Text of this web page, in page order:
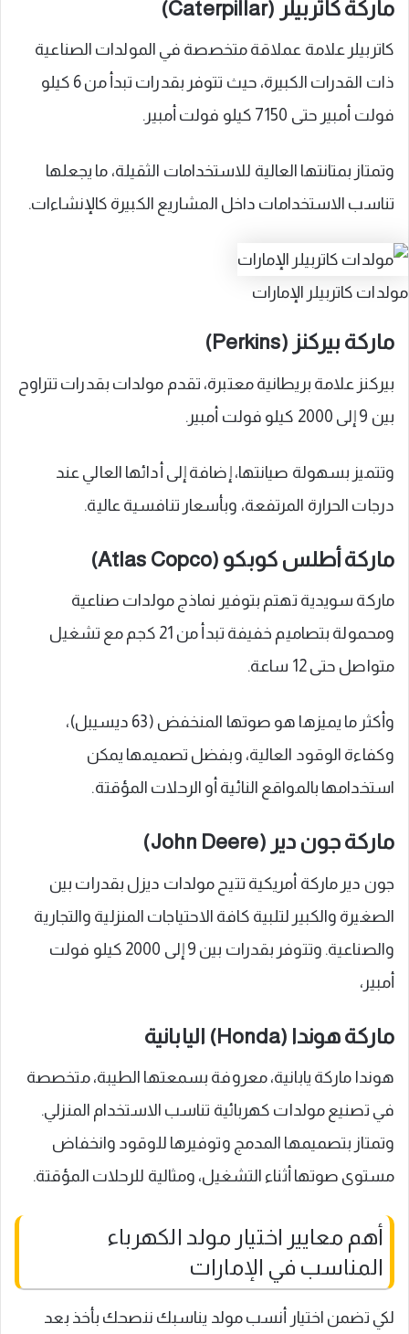
ماركة كاتربيلر (Caterpillar)
كاتربيلر علامة عملاقة متخصصة في المولدات الصناعية
ذات القدرات الكبيرة، حيث تتوفر بقدرات تبدأ من 6 كيلو
فولت أمبير حتى 7150 كيلو فولت أمبير.
وتمتاز بمتانتها العالية للاستخدامات الثقيلة، ما يجعلها
تناسب الاستخدامات داخل المشاريع الكبيرة كالإنشاءات.
مولدات كاتربيلر الإمارات
ماركة بيركنز (Perkins)
بيركنز علامة بريطانية معتبرة، تقدم مولدات بقدرات تتراوح
بين 9 إلى 2000 كيلو فولت أمبير.
وتتميز بسهولة صيانتها، إضافة إلى أدائها العالي عند
درجات الحرارة المرتفعة، وبأسعار تنافسية عالية.
ماركة أطلس كوبكو (Atlas Copco)
ماركة سويدية تهتم بتوفير نماذج مولدات صناعية
ومحمولة بتصاميم خفيفة تبدأ من 21 كجم مع تشغيل
متواصل حتى 12 ساعة.
وأكثر ما يميزها هو صوتها المنخفض (63 ديسيبل)،
وكفاءة الوقود العالية، وبفضل تصميمها يمكن
استخدامها بالمواقع النائية أو الرحلات المؤقتة.
ماركة جون دير (John Deere)
جون دير ماركة أمريكية تتيح مولدات ديزل بقدرات بين
الصغيرة والكبير لتلبية كافة الاحتياجات المنزلية والتجارية
والصناعية. وتتوفر بقدرات بين 9 إلى 2000 كيلو فولت
أمبير،
ماركة هوندا (Honda) اليابانية
هوندا ماركة يابانية، معروفة بسمعتها الطيبة، متخصصة
في تصنيع مولدات كهربائية تناسب الاستخدام المنزلي.
وتمتاز بتصميمها المدمج وتوفيرها للوقود وانخفاض
مستوى صوتها أثناء التشغيل، ومثالية للرحلات المؤقتة.
أهم معايير اختيار مولد الكهرباء
المناسب في الإمارات
لكي تضمن اختيار أنسب مولد يناسبك ننصحك بأخذ بعد